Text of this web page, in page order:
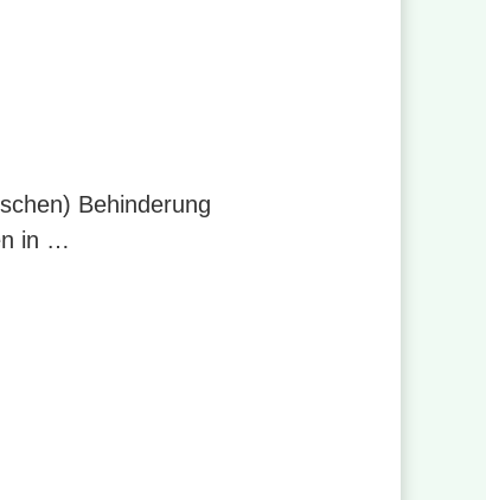
Behinderung
in …